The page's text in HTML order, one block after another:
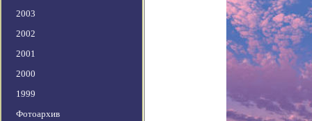
2003
2002
2001
2000
1999
Фотоархив